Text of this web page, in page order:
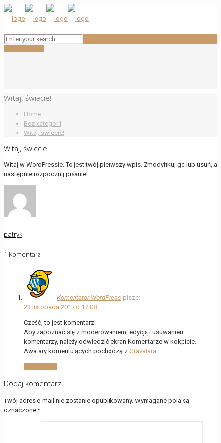
Witaj, świecie!
Home
Bez kategorii
Witaj, świecie!
Witaj, świecie!
Witaj w WordPressie. To jest twój pierwszy wpis. Zmodyfikuj go lub usuń, a
następnie rozpocznij pisanie!
patryk
1 Komentarz
Komentator WordPress pisze:
23 listopada 2017 o 17:08
Cześć, to jest komentarz.
Aby zapoznać się z moderowaniem, edycją i usuwaniem
komentarzy, należy odwiedzić ekran Komentarze w kokpicie.
Awatary komentujących pochodzą z Gravatara
Dodaj komentarz
Twój adres e-mail nie zostanie opublikowany. Wymagane pola są
oznaczone *